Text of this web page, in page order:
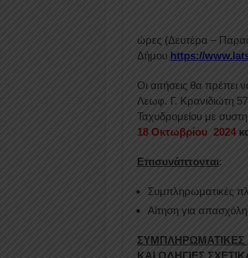
ώρες (Δευτέρα –
Δήμου https://
Οι αιτήσεις θα
Λεωφ. Γ. Κρανιδιώτη
Ταχυδρομείου με
18 Οκτωβρίου 2024
Επισυνάπτονται:
Συμπληρωματικές
Αίτηση για
ΣΥΜΠΛΗΡΩΜΑΤΙΚΕΣ
ΚΑΙ ΟΔΗΓΙΕΣ